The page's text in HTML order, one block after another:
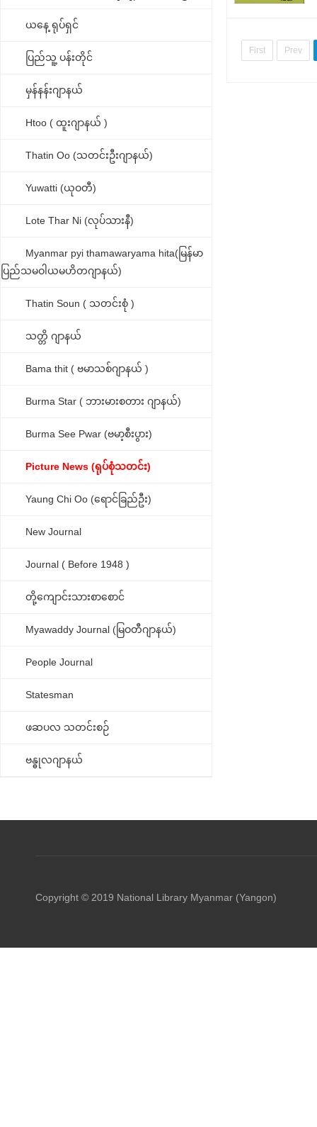
ယနေ့ ရုပ်ရှင်
ပြည်သူ့ ပန်းတိုင်
မှန်နန်းဂျာနယ်
Htoo ( ထူးဂျာနယ် )
Thatin Oo (သတင်းဦးဂျာနယ်)
Yuwatti (ယုဝတီ)
Lote Thar Ni (လုပ်သားနီ)
Myanmar pyi thamawaryama hita(မြန်မာ
ပြည်သမဝါယမဟိတဂျာနယ်)
Thatin Soun ( သတင်းစုံ )
သတ္တိ ဂျာနယ်
Bama thit ( ဗမာသစ်ဂျာနယ် )
Burma Star ( ဘားမားစတား ဂျာနယ်)
Burma See Pwar (ဗမာ့စီးပွား)
Picture News (ရုပ်စုံသတင်း)
Yaung Chi Oo (ရောင်ခြည်ဦး)
New Journal
Journal ( Before 1948 )
တို့ကျောင်းသားစာစောင်
Myawaddy Journal (မြဝတီဂျာနယ်)
People Journal
Statesman
ဖဆပလ သတင်းစဉ်
ဗန္ဓုလဂျာနယ်
First Prev
Copyright © 2019 National Library Myanmar (Yangon)